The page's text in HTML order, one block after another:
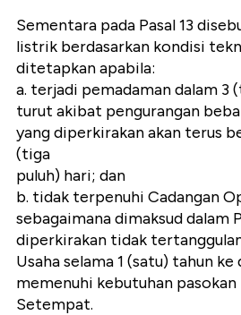
Sementara pada Pasal 13
listrik berdasarkan kondisi
ditetapkan apabila:
a. terjadi pemadaman dalam
turut akibat pengurangan
yang diperkirakan akan terus
(tiga
puluh) hari; dan
b. tidak terpenuhi Cadangan
sebagaimana dimaksud dalam
diperkirakan tidak
Usaha selama 1 (satu) tahun
memenuhi kebutuhan
Setempat.